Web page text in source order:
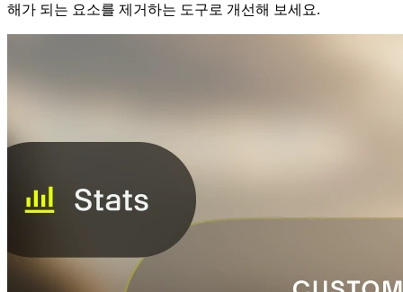
해가 되는 요소를 제거하는 도구로 개선해 보세요.